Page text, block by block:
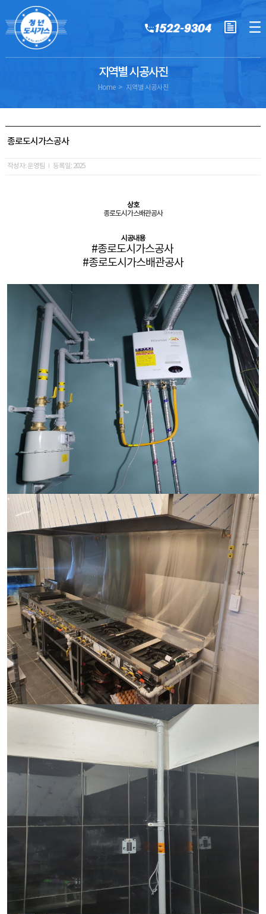
지역별 시공사진
Home 지역별 시공사진
종로도시가스공사
작성자: 운영팀 등록일: 2025
상호
종로도시가스배관공사
시공내용
#종로도시가스공사
#종로도시가스배관공사